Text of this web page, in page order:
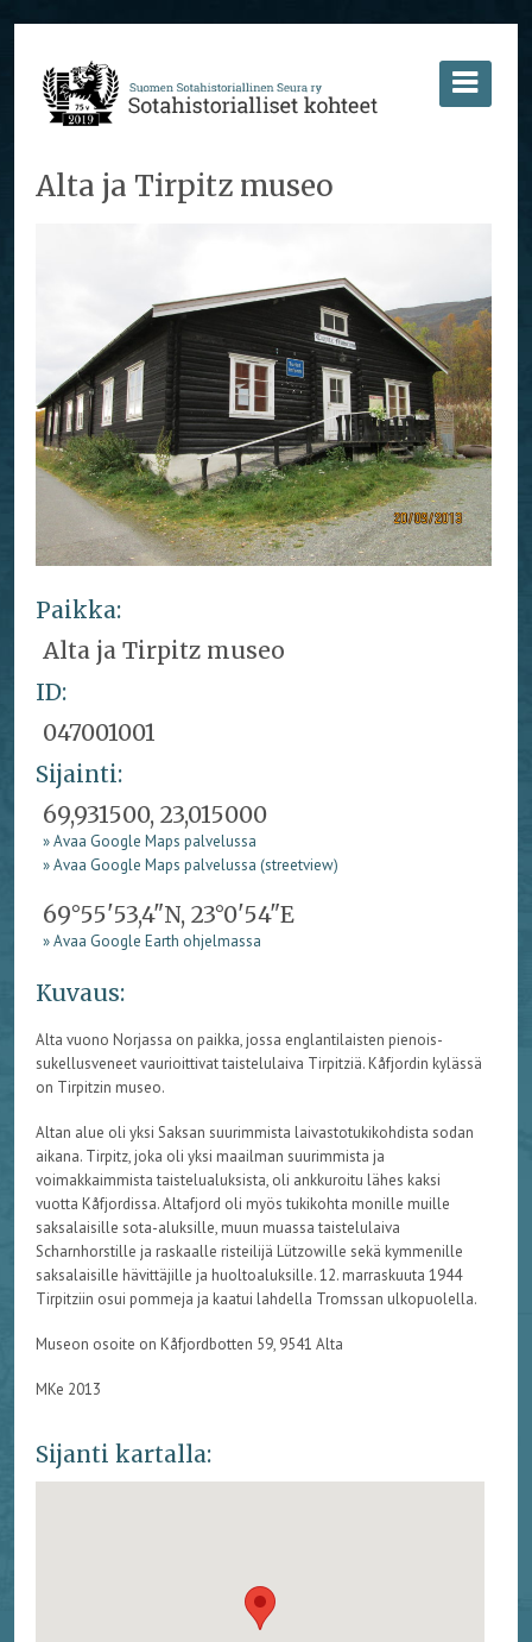
Alta ja Tirpitz museo
Paikka:
Alta ja Tirpitz museo
ID:
047001001
Sijainti:
69,931500, 23,015000
» Avaa Google Maps palvelussa
» Avaa Google Maps palvelussa (streetview)
69°55'53,4"N, 23°0'54"E
» Avaa Google Earth ohjelmassa
Kuvaus:
Alta vuono Norjassa on paikka, jossa englantilaisten pienois-
sukellusveneet vaurioittivat taistelulaiva Tirpitziä. Kåfjordin kylässä
on Tirpitzin museo.
Altan alue oli yksi Saksan suurimmista laivastotukikohdista sodan
aikana. Tirpitz, joka oli yksi maailman suurimmista ja
voimakkaimmista taistelualuksista, oli ankkuroitu lähes kaksi
vuotta Kåfjordissa. Altafjord oli myös tukikohta monille muille
saksalaisille sota-aluksille, muun muassa taistelulaiva
Scharnhorstille ja raskaalle risteilijä Lützowille sekä kymmenille
saksalaisille hävittäjille ja huoltoaluksille. 12. marraskuuta 1944
Tirpitziin osui pommeja ja kaatui lahdella Tromssan ulkopuolella.
Museon osoite on Kåfjordbotten 59, 9541 Alta
MKe 2013
Sijanti kartalla: